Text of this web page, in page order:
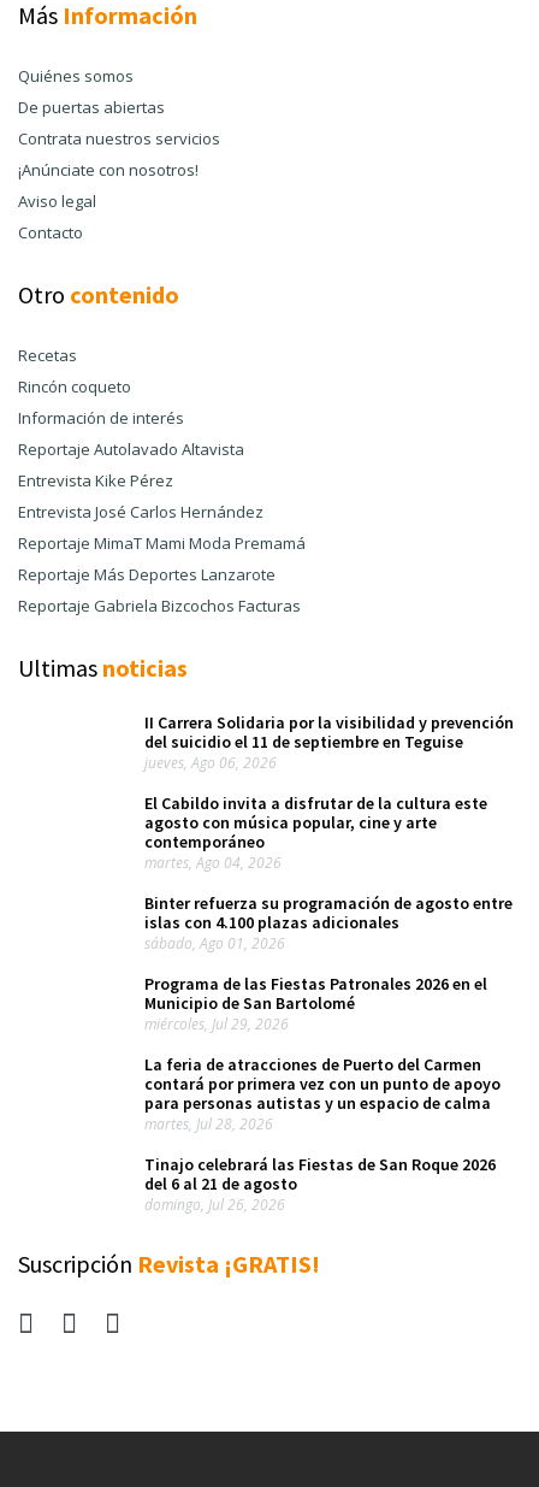
Más Información
Quiénes somos
De puertas abiertas
Contrata nuestros servicios
¡Anúnciate con nosotros!
Aviso legal
Contacto
Otro contenido
Recetas
Rincón coqueto
Información de interés
Reportaje Autolavado Altavista
Entrevista Kike Pérez
Entrevista José Carlos Hernández
Reportaje MimaT Mami Moda Premamá
Reportaje Más Deportes Lanzarote
Reportaje Gabriela Bizcochos Facturas
Ultimas noticias
II Carrera Solidaria por la visibilidad y prevención
del suicidio el 11 de septiembre en Teguise
jueves, Ago 06, 2026
El Cabildo invita a disfrutar de la cultura este
agosto con música popular, cine y arte
contemporáneo
martes, Ago 04, 2026
Binter refuerza su programación de agosto entre
islas con 4.100 plazas adicionales
sábado, Ago 01, 2026
Programa de las Fiestas Patronales 2026 en el
Municipio de San Bartolomé
miércoles, Jul 29, 2026
La feria de atracciones de Puerto del Carmen
contará por primera vez con un punto de apoyo
para personas autistas y un espacio de calma
martes, Jul 28, 2026
Tinajo celebrará las Fiestas de San Roque 2026
del 6 al 21 de agosto
domingo, Jul 26, 2026
Suscripción Revista ¡GRATIS!